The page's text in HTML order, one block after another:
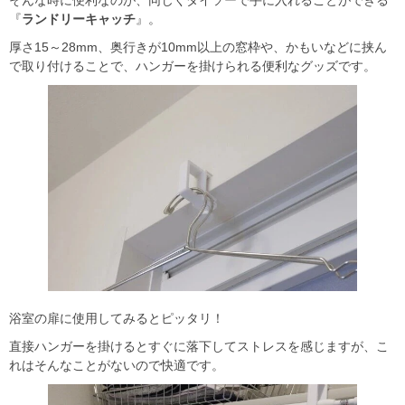
『ランドリーキャッチ』。
厚さ15～28mm、奥行きが10mm以上の窓枠や、かもいなどに挟ん
で取り付けることで、ハンガーを掛けられる便利なグッズです。
浴室の扉に使用してみるとピッタリ！
直接ハンガーを掛けるとすぐに落下してストレスを感じますが、こ
れはそんなことがないので快適です。